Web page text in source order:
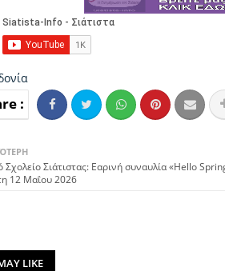
Σχολείο Σιάτιστας: Εαρινή συναυλία «Hello
12 Μαΐου 2026
LIKE